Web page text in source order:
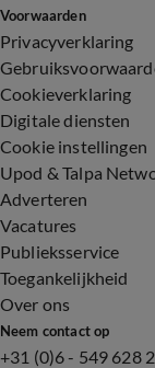
Voorwaarden
Privacyverklaring
Cookieverklaring
Digitale diensten
Cookie instellingen
Upod & Talpa
Adverteren
Vacatures
Publieksservice
Toegankelijkheid
Over ons
Neem contact op
+31 (0)6 - 549 628